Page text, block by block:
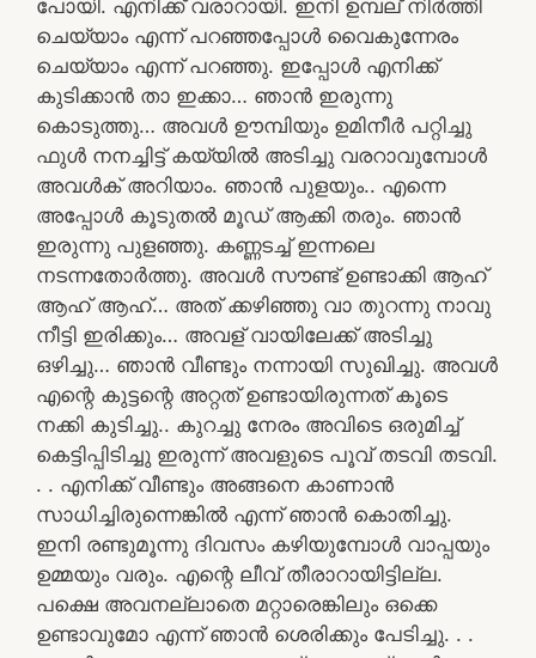
പോയി. എനിക്ക് വരാറായി. ഇനി ഉമ്പല് നിർത്തി
ചെയ്യാം എന്ന് പറഞ്ഞപ്പോൾ വൈകുന്നേരം
ചെയ്യാം എന്ന് പറഞ്ഞു. ഇപ്പോൾ എനിക്ക്
കുടിക്കാൻ താ ഇക്കാ… ഞാൻ ഇരുന്നു
കൊടുത്തു… അവൾ ഊമ്പിയും ഉമിനീർ പറ്റിച്ചു
ഫുൾ നനച്ചിട്ട് കയ്യിൽ അടിച്ചു വരറാവുമ്പോൾ
അവൾക് അറിയാം. ഞാൻ പുളയും.. എന്നെ
അപ്പോൾ കൂടുതൽ മൂഡ് ആക്കി തരും. ഞാൻ
ഇരുന്നു പുളഞ്ഞു. കണ്ണടച്ച് ഇന്നലെ
നടന്നതോർത്തു. അവൾ സൗണ്ട് ഉണ്ടാക്കി ആഹ്
ആഹ് ആഹ്… അത് ക്കഴിഞ്ഞു വാ തുറന്നു നാവു
നീട്ടി ഇരിക്കും… അവള് വായിലേക്ക് അടിച്ചു
ഒഴിച്ചു… ഞാൻ വീണ്ടും നന്നായി സുഖിച്ചു. അവൾ
എന്റെ കുട്ടന്റെ അറ്റത് ഉണ്ടായിരുന്നത് കൂടെ
നക്കി കുടിച്ചു.. കുറച്ചു നേരം അവിടെ ഒരുമിച്ച്
കെട്ടിപ്പിടിച്ചു ഇരുന്ന് അവളുടെ പൂവ് തടവി തടവി.
. . എനിക്ക് വീണ്ടും അങ്ങനെ കാണാൻ
സാധിച്ചിരുന്നെങ്കിൽ എന്ന് ഞാൻ കൊതിച്ചു.
ഇനി രണ്ടുമൂന്നു ദിവസം കഴിയുമ്പോൾ വാപ്പയും
ഉമ്മയും വരും. എന്റെ ലീവ് തീരാറായിട്ടില്ല.
പക്ഷെ അവനല്ലാതെ മറ്റാരെങ്കിലും ഒക്കെ
ഉണ്ടാവുമോ എന്ന് ഞാൻ ശെരിക്കും പേടിച്ചു. . .